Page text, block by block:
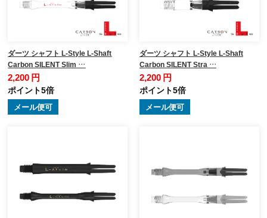
ダーツ シャフト L-Style L-Shaft
Carbon SILENT Slim …
2,200 円
ポイント5倍
メール便可
ダーツ シャフト L-Style L-Shaft
Carbon SILENT Stra …
2,200 円
ポイント5倍
メール便可